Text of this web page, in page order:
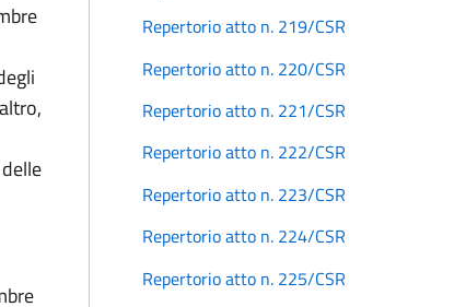
Repertorio atto n. 219/CSR
Repertorio atto n. 220/CSR
Repertorio atto n. 221/CSR
Repertorio atto n. 222/CSR
Repertorio atto n. 223/CSR
Repertorio atto n. 224/CSR
Repertorio atto n. 225/CSR